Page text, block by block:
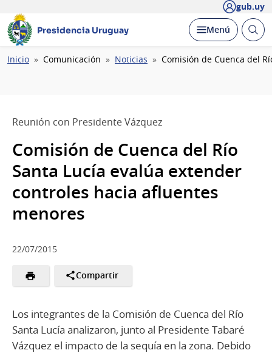
gub.uy
Presidencia Uruguay Desplegar
Menú Abrir
Ruta
Inicio Comunicación Noticias Comisión de Cuenca del
Reunión con Presidente Vázquez
Comisión de Cuenca del Río
Santa Lucía evalúa extender
controles hacia afluentes
menores
22/07/2015
Compartir
Los integrantes de la Comisión de Cuenca del Río
Santa Lucía analizaron, junto al Presidente Tabaré
Vázquez el impacto de la sequía en la zona. Debido